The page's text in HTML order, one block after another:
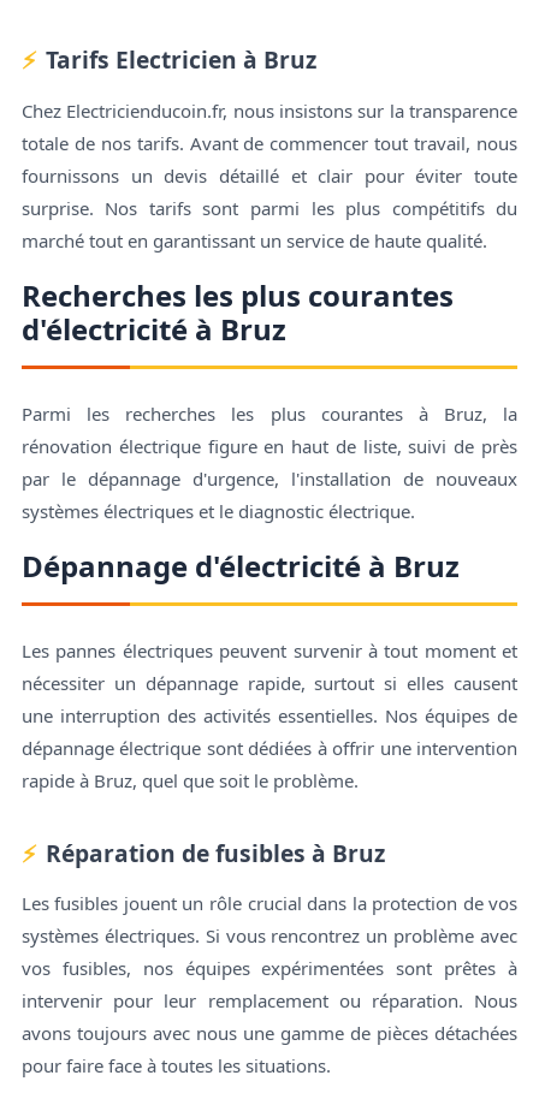
Tarifs Electricien à Bruz
Chez Electricienducoin.fr, nous insistons sur la transparence
totale de nos tarifs. Avant de commencer tout travail, nous
fournissons un devis détaillé et clair pour éviter toute
surprise. Nos tarifs sont parmi les plus compétitifs du
marché tout en garantissant un service de haute qualité.
Recherches les plus courantes
d'électricité à Bruz
Parmi les recherches les plus courantes à Bruz, la
rénovation électrique figure en haut de liste, suivi de près
par le dépannage d'urgence, l'installation de nouveaux
systèmes électriques et le diagnostic électrique.
Dépannage d'électricité à Bruz
Les pannes électriques peuvent survenir à tout moment et
nécessiter un dépannage rapide, surtout si elles causent
une interruption des activités essentielles. Nos équipes de
dépannage électrique sont dédiées à offrir une intervention
rapide à Bruz, quel que soit le problème.
Réparation de fusibles à Bruz
Les fusibles jouent un rôle crucial dans la protection de vos
systèmes électriques. Si vous rencontrez un problème avec
vos fusibles, nos équipes expérimentées sont prêtes à
intervenir pour leur remplacement ou réparation. Nous
avons toujours avec nous une gamme de pièces détachées
pour faire face à toutes les situations.